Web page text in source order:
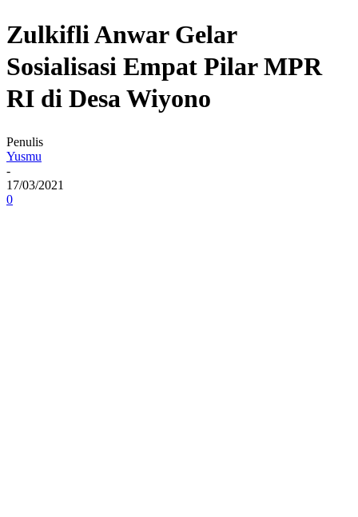
Zulkifli Anwar Gelar
Sosialisasi Empat Pilar MPR
RI di Desa Wiyono
Penulis
Yusmu
-
17/03/2021
0